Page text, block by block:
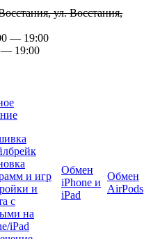
ул. Восстания,
— 19:00
19:00
и игр
и
с
на
iPad
Обмен
iPhone и
iPad
Обмен
AirPods